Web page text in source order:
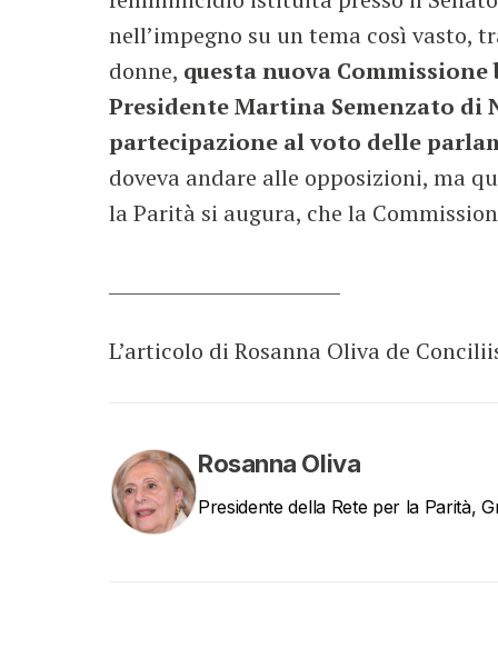
nell’impegno su un tema così vasto,
donne, questa nuova
Presidente Martina Semenzato
partecipazione al voto delle
doveva andare alle opposizioni, ma
la Parità si augura, che la
L’articolo di Rosanna Oliva de
Rosanna Oliva
Presidente della Rete per la Parità,